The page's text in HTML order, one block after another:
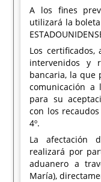
A los fines
utilizará la boleta
Los
intervenidos y
bancaria, la que
comunicación a
para su
con los
4º.
La afectación
realizará por
aduanero a
María),